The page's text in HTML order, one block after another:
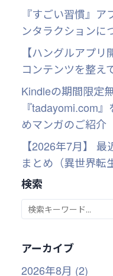
『すごい習慣』
ンタラクションに
【ハングルアプリ
コンテンツを整え
Kindleの期間限定
『tadayomi.com
めマンガのご紹介
【2026年7月】
まとめ（異世界転
検索
アーカイブ
2026年8月 (2)